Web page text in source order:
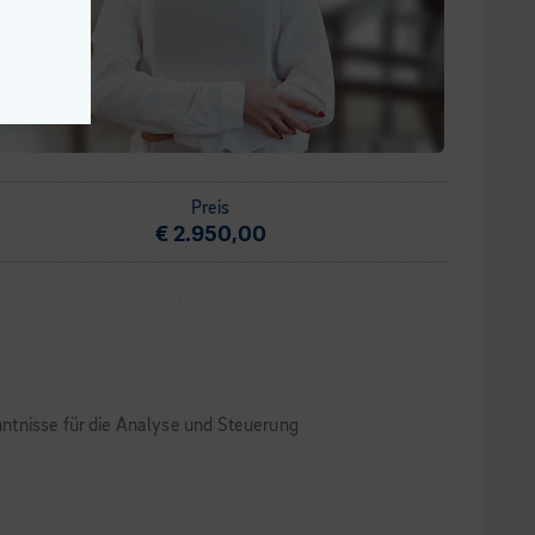
Preis
€ 2.950,00
für die Analyse und Steuerung